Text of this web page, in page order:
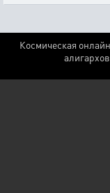
Космическая